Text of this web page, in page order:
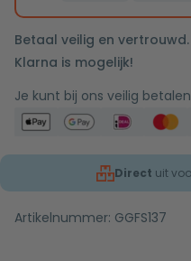
Betaal veilig en
Klarna is mogelijk!
Je kunt bij ons veilig
Direct uit
Artikelnummer: GGFS137